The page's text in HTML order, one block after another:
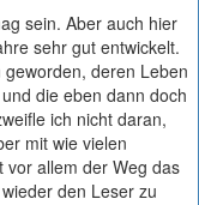
sein. Aber auch hier
sehr gut entwickelt.
deren Leben
die eben dann doch
ich nicht daran,
mit wie vielen
vor allem der Weg das
den Leser zu